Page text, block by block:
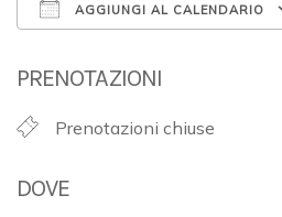
AGGIUNGI AL CALENDARIO
PRENOTAZIONI
Prenotazioni chiuse
DOVE